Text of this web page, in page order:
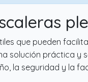
que pueden
solución práctica y
la seguridad y la